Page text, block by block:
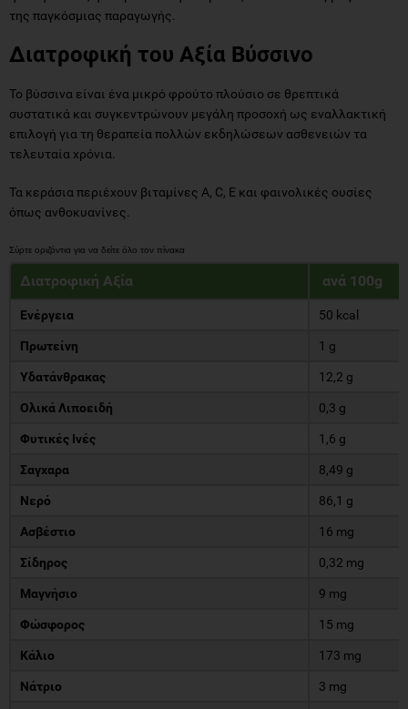
της παγκόσμιας παραγωγής.
Διατροφική του Aξία Βύσσινο
Το βύσσινα είναι ένα μικρό φρούτο πλούσιο σε θρεπτικά
συστατικά και συγκεντρώνουν μεγάλη προσοχή ως εναλλακτική
επιλογή για τη θεραπεία πολλών εκδηλώσεων ασθενειών τα
τελευταία χρόνια.
Τα κεράσια περιέχουν βιταμίνες A, C, E και φαινολικές ουσίες
όπως ανθοκυανίνες.
Διατροφική Αξία ανά 100g
Ενέργεια 50 kcal
Πρωτείνη 1 g
Υδατάνθρακας 12,2 g
Ολικά Λιποειδή 0,3 g
Φυτικές Ινές 1,6 g
Σαγχαρα 8,49 g
Νερό 86,1 g
Ασβέστιο 16 mg
Σίδηρος 0,32 mg
Μαγνήσιο 9 mg
Φώσφορος 15 mg
Κάλιο 173 mg
Νάτριο 3 mg